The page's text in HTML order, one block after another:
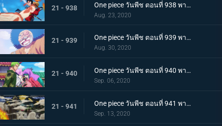
21 - 938 One piece วันพีช ตอนที่ 938 พากย์ไทย สะเทือนทั่วหล้า ตัวตนที่แท้จริงของจอมโจรเจ้าหนูสามฉลู
Aug. 23, 2020
21 - 939 One piece วันพีช ตอนที่ 939 พากย์ไทย ความเจ็บปวดของพวกพ้อง! การช่วยเหลือโทโนะยาสุที่ถูกจับ
Aug. 30, 2020
21 - 940 One piece วันพีช ตอนที่ 940 พากย์ไทย ความโกรธของโซโล ตัวตนที่แท้จริงของผลสไมล์!
Sep. 06, 2020
21 - 941 One piece วันพีช ตอนที่ 941 พากย์ไทย น้ำตาโทโกะ ลูกปืนที่ไร้ความรู้สึกของโอโรจิ!
Sep. 13, 2020